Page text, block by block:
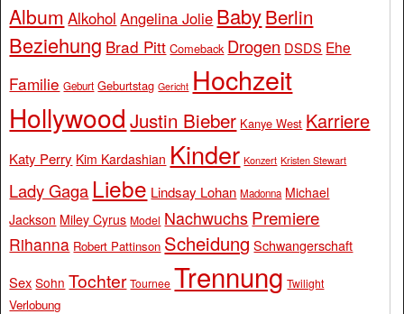
Album Alkohol Angelina Jolie BabyBerlin
Beziehung Brad Pitt Comeback Drogen DSDS Ehe
Familie Geburt Geburtstag Gericht Hochzeit
Hollywood Justin Bieber Kanye West Karriere
Katy Perry Kim Kardashian Kinder Konzert Kristen Stewart
Lady Gaga Liebe Lindsay Lohan Madonna Michael
Jackson Miley Cyrus Model Nachwuchs Premiere
Rihanna Robert Pattinson Scheidung Schwangerschaft
Sex Sohn Tochter Tournee Trennung Twilight
Verlobung